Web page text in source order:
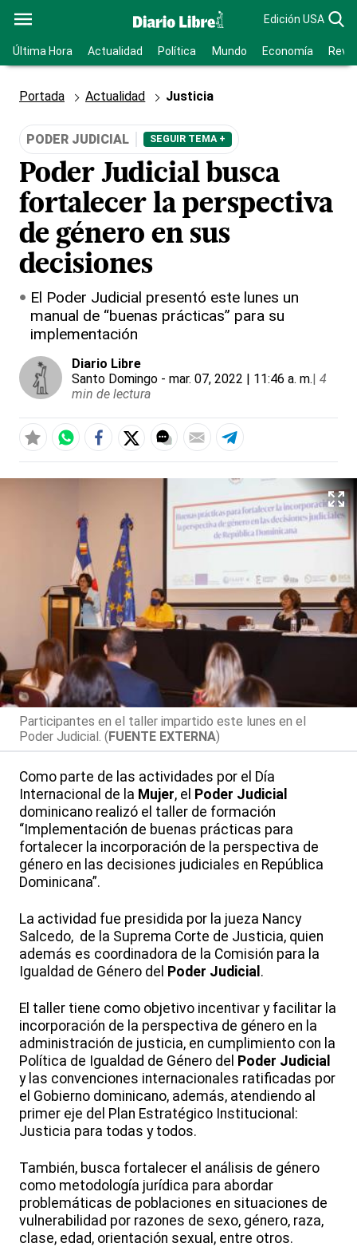
Edición USA
Última Hora Actualidad Política Mundo Economía
Portada Actualidad Justicia
PODER JUDICIAL SEGUIR TEMA +
Poder Judicial busca
fortalecer la perspectiva
de género en sus
decisiones
El Poder Judicial presentó este lunes un
manual de “buenas prácticas” para su
implementación
Diario Libre
Santo Domingo - mar. 07, 2022 | 11:46 a. m.| 4
min de lectura
Participantes en el taller impartido este lunes en el
Poder Judicial. (FUENTE EXTERNA)
Como parte de las actividades por el Día
Internacional de la Mujer, el Poder Judicial
dominicano realizó el taller de formación
“Implementación de buenas prácticas para
fortalecer la incorporación de la perspectiva de
género en las decisiones judiciales en República
Dominicana”.
La actividad fue presidida por la jueza Nancy
Salcedo, de la Suprema Corte de Justicia, quien
además es coordinadora de la Comisión para la
Igualdad de Género del Poder Judicial .
El taller tiene como objetivo incentivar y facilitar la
incorporación de la perspectiva de género en la
administración de justicia, en cumplimiento con la
Política de Igualdad de Género del Poder Judicial
y las convenciones internacionales ratificadas por
el Gobierno dominicano, además, atendiendo al
primer eje del Plan Estratégico Institucional:
Justicia para todas y todos.
También, busca fortalecer el análisis de género
como metodología jurídica para abordar
problemáticas de poblaciones en situaciones de
vulnerabilidad por razones de sexo, género, raza,
clase, edad, orientación sexual, entre otros.